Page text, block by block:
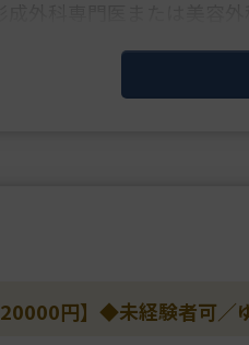
の他院修正手術を専門に
20000円】◆未経験者可